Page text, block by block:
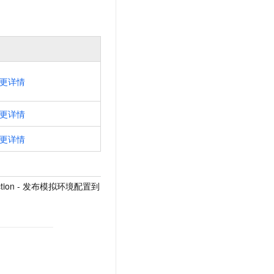
详情
详情
详情
- 发布模拟环境配置到